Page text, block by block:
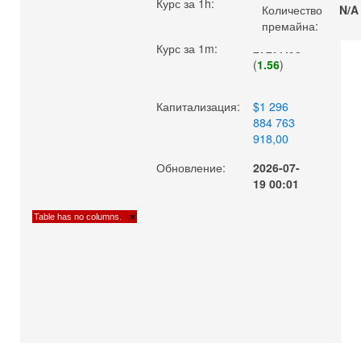
Курс за 1h:
27278.46
1.57 )
Курс за 1m:
27277.98
(1.56)
Капитализация:
$1 296
884 763
918,00
Обновление:
2026-07-
19 00:01
Количество
премайна:
N/A
Table has no columns. ×